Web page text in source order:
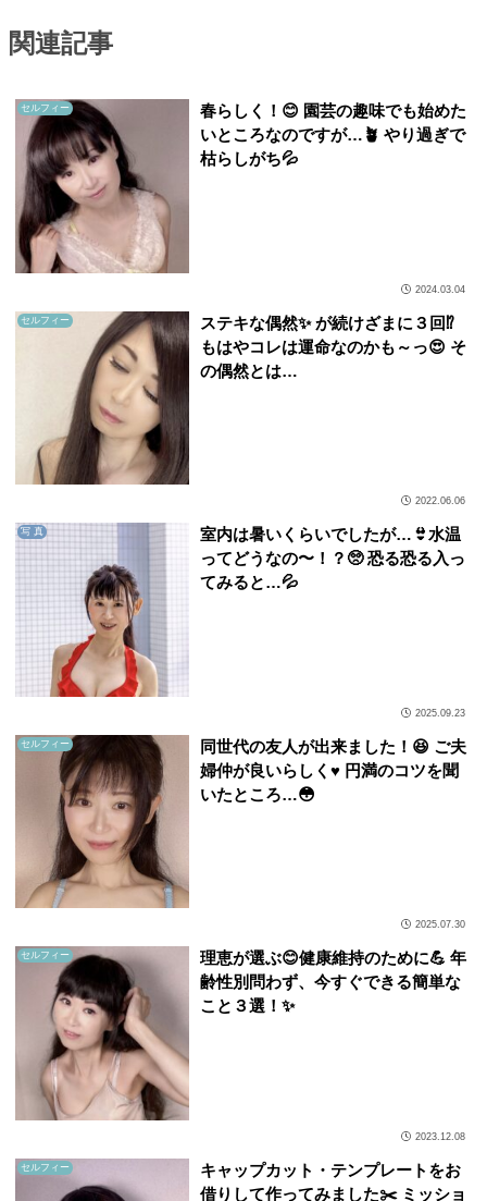
関連記事
セルフィー
春らしく！😊 園芸の趣味でも始めた
いところなのですが…🪴 やり過ぎで
枯らしがち💦
2024.03.04
セルフィー
ステキな偶然✨ が続けざまに３回⁉️
もはやコレは運命なのかも～っ😍 そ
の偶然とは…
2022.06.06
写 真
室内は暑いくらいでしたが…👙水温
ってどうなの〜！？🥺 恐る恐る入っ
てみると…💦
2025.09.23
セルフィー
同世代の友人が出来ました！😆 ご夫
婦仲が良いらしく♥️ 円満のコツを聞
いたところ…😳
2025.07.30
セルフィー
理恵が選ぶ😊健康維持のために💪 年
齢性別問わず、今すぐできる簡単な
こと３選！✨
2023.12.08
セルフィー
キャップカット・テンプレートをお
借りして作ってみました✂️ ミッショ